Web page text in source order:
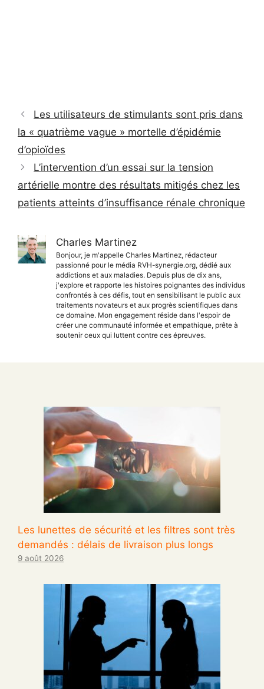
Les utilisateurs de stimulants sont pris dans
la « quatrième vague » mortelle d’épidémie
d’opioïdes
L’intervention d’un essai sur la tension
artérielle montre des résultats mitigés chez les
patients atteints d’insuffisance rénale chronique
Charles Martinez
Bonjour, je m'appelle Charles Martinez, rédacteur
passionné pour le média RVH-synergie.org, dédié aux
addictions et aux maladies. Depuis plus de dix ans,
j'explore et rapporte les histoires poignantes des individus
confrontés à ces défis, tout en sensibilisant le public aux
traitements novateurs et aux progrès scientifiques dans
ce domaine. Mon engagement réside dans l'espoir de
créer une communauté informée et empathique, prête à
soutenir ceux qui luttent contre ces épreuves.
Les lunettes de sécurité et les filtres sont très
demandés : délais de livraison plus longs
9 août 2026